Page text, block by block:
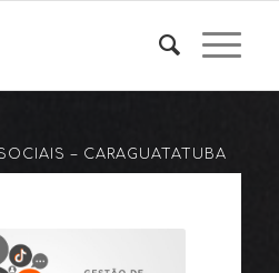
– CARAGUATATUBA